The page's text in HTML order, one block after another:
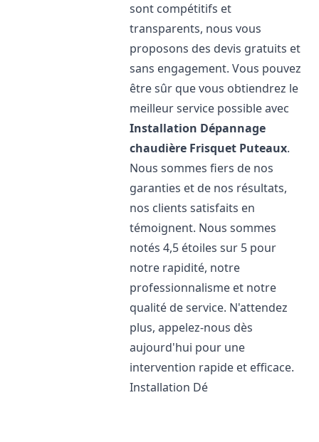
sont compétitifs et
transparents, nous vous
proposons des devis gratuits et
sans engagement. Vous pouvez
être sûr que vous obtiendrez le
meilleur service possible avec
Installation Dépannage
chaudière Frisquet Puteaux.
Nous sommes fiers de nos
garanties et de nos résultats,
nos clients satisfaits en
témoignent. Nous sommes
notés 4,5 étoiles sur 5 pour
notre rapidité, notre
professionnalisme et notre
qualité de service. N'attendez
plus, appelez-nous dès
aujourd'hui pour une
intervention rapide et efficace.
Installation Dé